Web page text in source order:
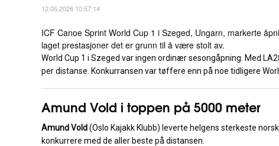
12.05.2026 10:57:14
ICF Canoe Sprint World Cup 1 i Szeged, Ungarn, markerte
laget prestasjoner det er grunn til å være stolt av.
World Cup 1 i Szeged var ingen ordinær sesongåpning. Med
per distanse. Konkurransen var tøffere enn på noe tidligere
Amund Vold i toppen på 5000 meter
Amund Vold(Oslo Kajakk Klubb) leverte helgens sterkeste
konkurrere med de aller beste på distansen.